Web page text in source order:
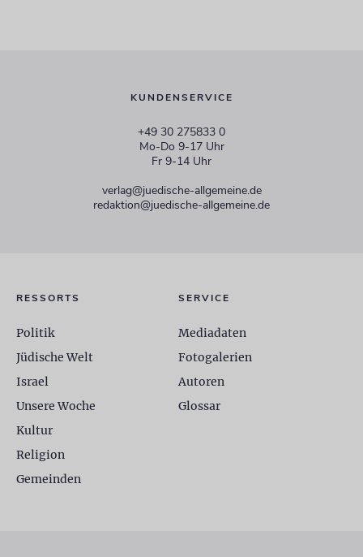
KUNDENSERVICE
+49 30 275833 0
Mo-Do 9-17 Uhr
Fr 9-14 Uhr
verlag@juedische-allgemeine.de
redaktion@juedische-allgemeine.de
RESSORTS
Politik
Jüdische Welt
Israel
Unsere Woche
Kultur
Religion
Gemeinden
SERVICE
Mediadaten
Fotogalerien
Autoren
Glossar